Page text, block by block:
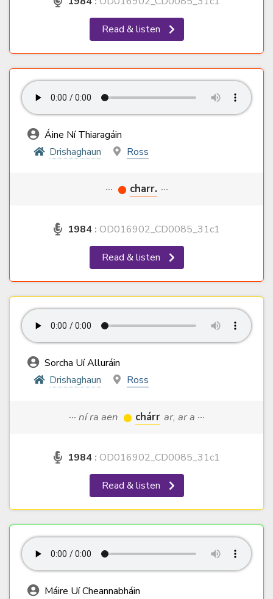
Read & listen
Áine Ní Thiaragáin
Drishaghaun
Ross
··· charr. ···
1984 : OD016902_CD0085_31c1
Read & listen
Sorcha Uí Alluráin
Drishaghaun
Ross
··· ní ra aen chárr ar, ar a ···
1984 : OD016902_CD0085_31c1
Read & listen
Máire Uí Cheannabháin